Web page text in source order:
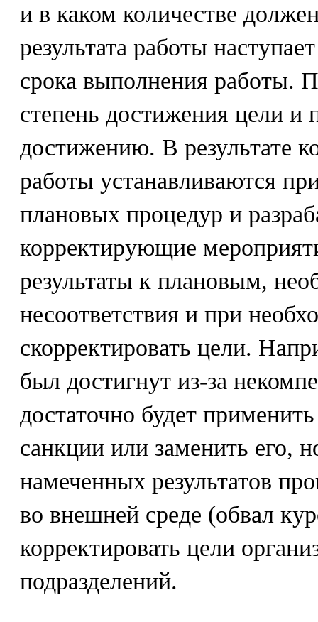
и в каком количестве
результата работы
срока выполнения работы.
степень достижения цели
достижению. В результате
работы устанавливаются
плановых процедур и
корректирующие
результаты к плановым,
несоответствия и при
скорректировать цели.
был достигнут из-за
достаточно будет
санкции или заменить его,
намеченных результатов
во внешней среде (обвал
корректировать цели
подразделений.